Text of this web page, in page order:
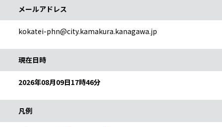
メールアドレス
kokatei-phn@city.kamakura.kanagawa.jp
現在日時
2026年08月09日17時46分
凡例